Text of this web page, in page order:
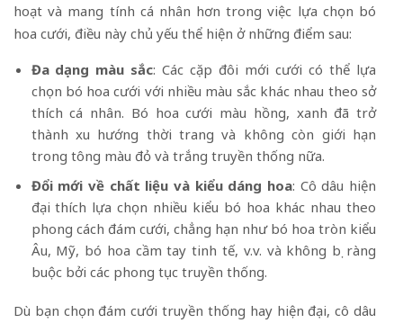
hoạt và mang tính cá nhân hơn trong việc lựa chọn bó
hoa cưới, điều này chủ yếu thể hiện ở những điểm sau:
Đa dạng màu sắc: Các cặp đôi mới cưới có thể lựa
chọn bó hoa cưới với nhiều màu sắc khác nhau theo sở
thích cá nhân. Bó hoa cưới màu hồng, xanh đã trở
thành xu hướng thời trang và không còn giới hạn
trong tông màu đỏ và trắng truyền thống nữa.
Đổi mới về chất liệu và kiểu dáng hoa: Cô dâu hiện
đại thích lựa chọn nhiều kiểu bó hoa khác nhau theo
phong cách đám cưới, chẳng hạn như bó hoa tròn kiểu
Âu, Mỹ, bó hoa cầm tay tinh tế, v.v. và không bị ràng
buộc bởi các phong tục truyền thống.
Dù bạn chọn đám cưới truyền thống hay hiện đại, cô dâu